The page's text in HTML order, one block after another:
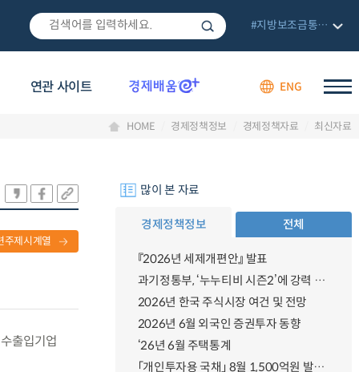
연관 사이트 ENG
#지방보조금통합관리망
HOME 경제정책정보 경제정책자료 최신자료
주제시계열
출입기업
많이 본 자료
경제정책정보 전체
『2026년 세제개편안』 발표
과기정통부, ‘누누티비 시즌2’에 강력 대응 의지 밝혀
2026년 한국 주식시장 여건 및 전망
2026년 6월 외국인 증권투자 동향
‘26년 6월 주택통계
「개인투자용 국채」 8월 1,500억원 발행 예정